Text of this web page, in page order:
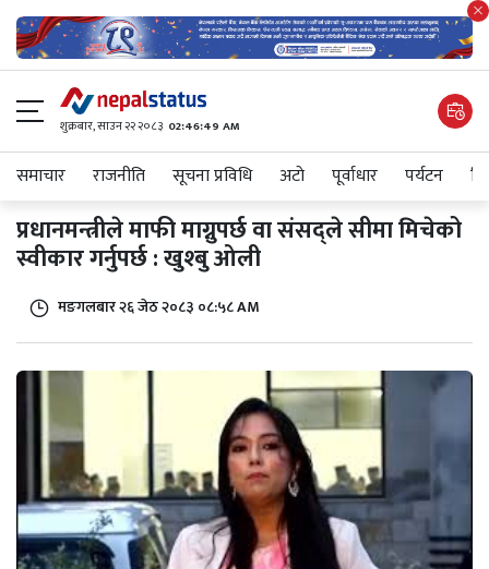
शुक्रबार​, साउन २२ २०८३ 02:46:49 AM
समाचार राजनीति सूचना प्रविधि अटाे पूर्वाधार पर्यटन
प्रधानमन्त्रीले माफी माग्नुपर्छ वा संसद्‌ले सीमा मिचेको
स्वीकार गर्नुपर्छ : खुश्बु ओली
मङगलबार २६ जेठ २०८३ ०८:५८ AM